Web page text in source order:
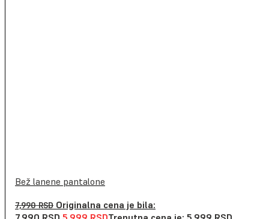
Bež lanene pantalone
7,990RSD Originalna cena je bila: